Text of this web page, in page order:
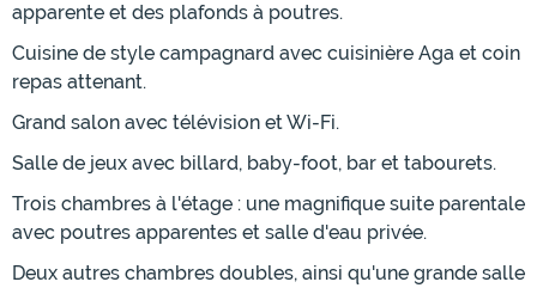
apparente et des plafonds à poutres.
Cuisine de style campagnard avec cuisinière Aga et coin
repas attenant.
Grand salon avec télévision et Wi-Fi.
Salle de jeux avec billard, baby-foot, bar et tabourets.
Trois chambres à l'étage : une magnifique suite parentale
avec poutres apparentes et salle d'eau privée.
Deux autres chambres doubles, ainsi qu'une grande salle